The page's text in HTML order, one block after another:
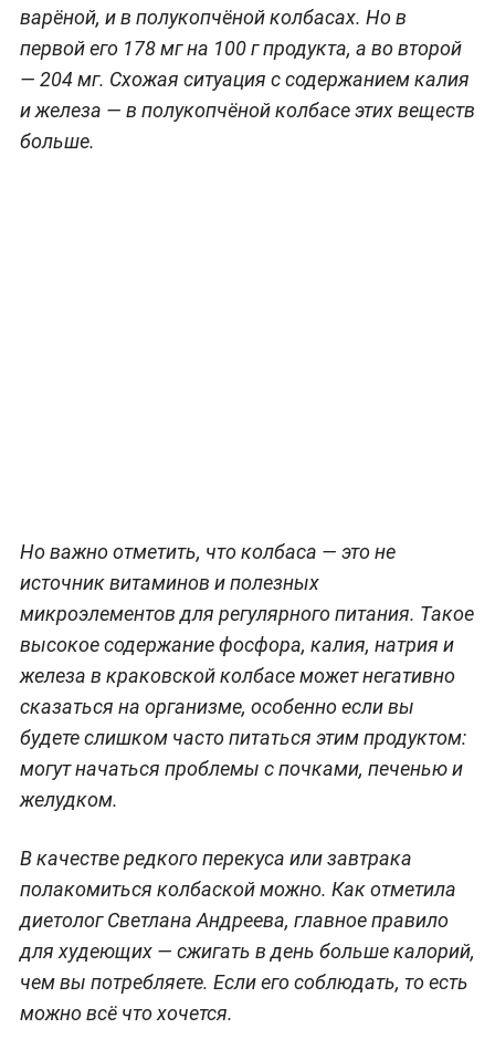
варёной, и в полукопчёной колбасах. Но в
первой его 178 мг на 100 г продукта, а во второй
— 204 мг. Схожая ситуация с содержанием калия
и железа — в полукопчёной колбасе этих веществ
больше.
Но важно отметить, что колбаса — это не
источник витаминов и полезных
микроэлементов для регулярного питания. Такое
высокое содержание фосфора, калия, натрия и
железа в краковской колбасе может негативно
сказаться на организме, особенно если вы
будете слишком часто питаться этим продуктом:
могут начаться проблемы с почками, печенью и
желудком.
В качестве редкого перекуса или завтрака
полакомиться колбаской можно. Как отметила
диетолог Светлана Андреева, главное правило
для худеющих — сжигать в день больше калорий,
чем вы потребляете. Если его соблюдать, то есть
можно всё что хочется.